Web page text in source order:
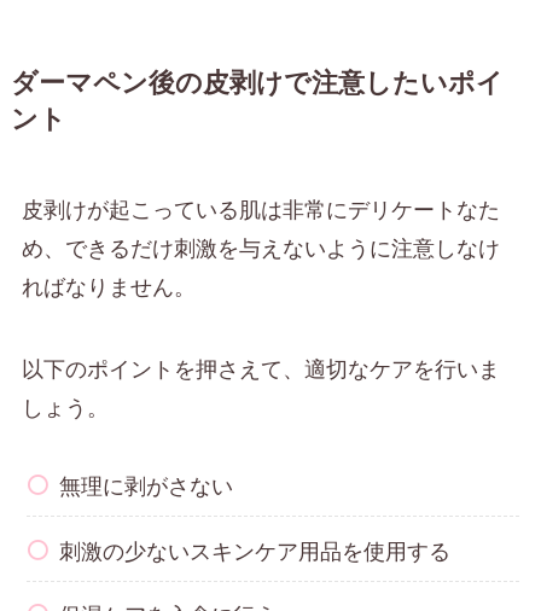
ダーマペン後の皮剥けで注意したいポイ
ント
皮剥けが起こっている肌は非常にデリケートなた
め、できるだけ刺激を与えないように注意しなけ
ればなりません。
以下のポイントを押さえて、適切なケアを行いま
しょう。
無理に剥がさない
刺激の少ないスキンケア用品を使用する